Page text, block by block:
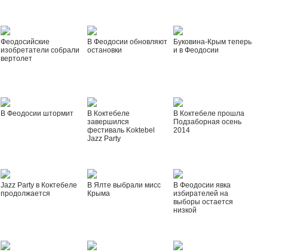
Феодосийские
изобретатели собрали
вертолет
В Феодосии обновляют
остановки
Буковина-Крым теперь
и в Феодосии
В Феодосии штормит
В Коктебеле
завершился
фестиваль Koktebel
Jazz Party
В Коктебеле прошла
Подзаборная осень
2014
Jazz Party в Коктебеле
продолжается
В Ялте выбрали мисс
Крыма
В Феодосии явка
избирателей на
выборы остается
низкой